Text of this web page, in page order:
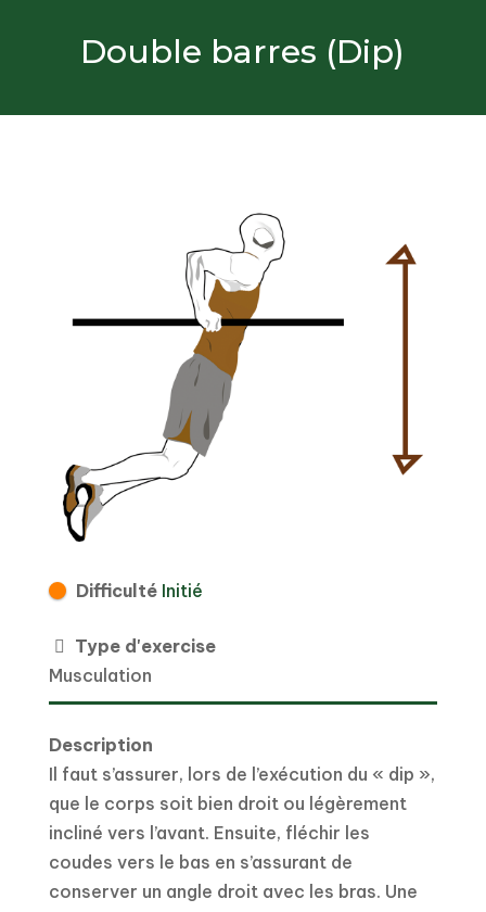
Double barres (Dip)
Difficulté Initié
Type d'exercise
Musculation
Description
Il faut s’assurer, lors de l’exécution du « dip »,
que le corps soit bien droit ou légèrement
incliné vers l’avant. Ensuite, fléchir les
coudes vers le bas en s’assurant de
conserver un angle droit avec les bras. Une